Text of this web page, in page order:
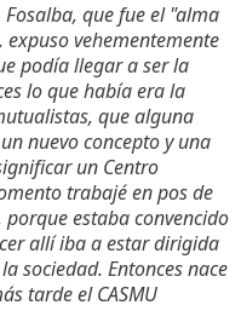
que fue el "alma
vehementemente
podía llegar a ser la
lo que había era la
que alguna
nuevo concepto y una
un Centro
trabajé en pos de
estaba convencido
allí iba a estar dirigida
sociedad. Entonces nace
tarde el CASMU